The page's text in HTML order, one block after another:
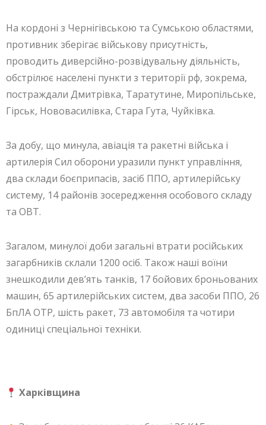
На кордоні з Чернігівською та Сумською областями,
противник зберігає військову присутність,
проводить диверсійно-розвідувальну діяльність,
обстрілює населені пункти з території рф, зокрема,
постраждали Дмитрівка, Таратутине, Миропільське,
Гірськ, Нововасилівка, Стара Гута, Чуйківка.
За добу, що минула, авіація та ракетні війська і
артилерія Сил оборони уразили пункт управління,
два склади боєприпасів, засіб ППО, артилерійську
систему, 14 районів зосередження особового складу
та ОВТ.
Загалом, минулої доби загальні втрати російських
загарбників склали 1200 осіб. Також наші воїни
знешкодили дев’ять танків, 17 бойових броньованих
машин, 65 артилерійських систем, два засоби ППО, 26
БпЛА ОТР, шість ракет, 73 автомобіля та чотири
одиниці спеціальної техніки.
Харківщина